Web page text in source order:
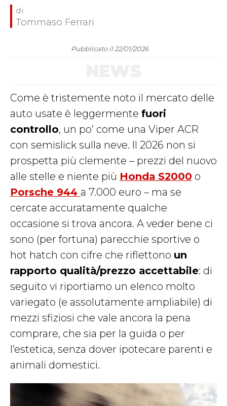
Tommaso Ferrari
Pubblicato il 22/01/2026
Come è tristemente noto il mercato delle
auto usate è leggermente fuori
controllo, un po’ come una Viper ACR
con semislick sulla neve. Il 2026 non si
prospetta più clemente – prezzi del nuovo
alle stelle e niente più Honda S2000 o
Porsche 944 a 7.000 euro – ma se
cercate accuratamente qualche
occasione si trova ancora. A veder bene ci
sono (per fortuna) parecchie sportive o
hot hatch con cifre che riflettono un
rapporto qualità/prezzo accettabile: di
seguito vi riportiamo un elenco molto
variegato (e assolutamente ampliabile) di
mezzi sfiziosi che vale ancora la pena
comprare, che sia per la guida o per
l’estetica, senza dover ipotecare parenti e
animali domestici.